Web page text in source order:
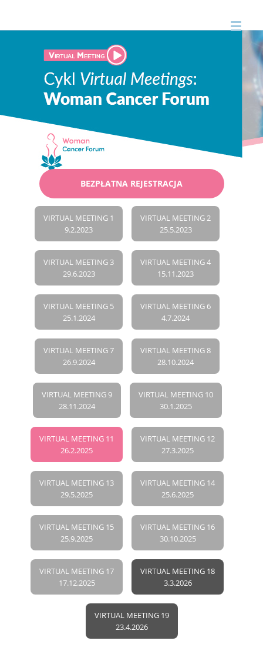
BEZPŁATNA REJESTRACJA
VIRTUAL MEETING 1
9.2.2023
VIRTUAL MEETING 2
25.5.2023
VIRTUAL MEETING 3
29.6.2023
VIRTUAL MEETING 4
15.11.2023
VIRTUAL MEETING 5
25.1.2024
VIRTUAL MEETING 6
4.7.2024
VIRTUAL MEETING 7
26.9.2024
VIRTUAL MEETING 8
28.10.2024
VIRTUAL MEETING 9
28.11.2024
VIRTUAL MEETING 10
30.1.2025
VIRTUAL MEETING 11
26.2.2025
VIRTUAL MEETING 12
27.3.2025
VIRTUAL MEETING 13
29.5.2025
VIRTUAL MEETING 14
25.6.2025
VIRTUAL MEETING 15
25.9.2025
VIRTUAL MEETING 16
30.10.2025
VIRTUAL MEETING 17
17.12.2025
VIRTUAL MEETING 18
3.3.2026
VIRTUAL MEETING 19
23.4.2026